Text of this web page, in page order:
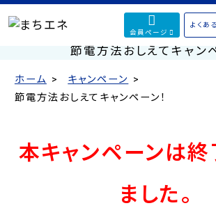
会員ページ
よくあ
ホーム
キャンペーン
節電方法おしえてキャンペーン！
本キャンペーンは終
ました。